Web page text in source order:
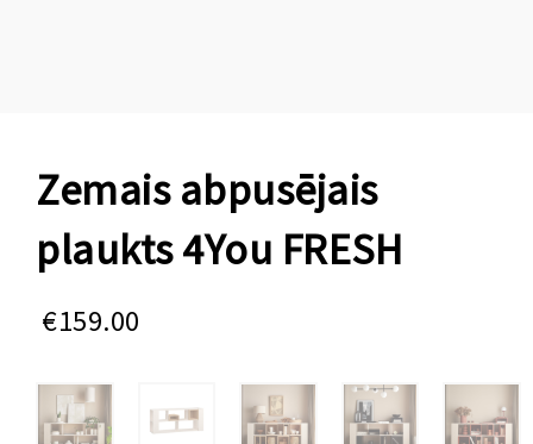
Zemais abpusējais
plaukts 4You FRESH
€159.00